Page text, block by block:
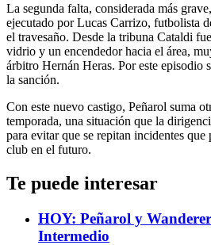
La segunda falta, considerada más
ejecutado por Lucas Carrizo, futbolista
el travesaño. Desde la tribuna Cataldi
vidrio y un encendedor hacia el área,
árbitro Hernán Heras. Por este episodio
la sanción.
Con este nuevo castigo, Peñarol suma
temporada, una situación que la
para evitar que se repitan incidentes que
club en el futuro.
Te puede interesar
HOY: Peñarol y
Intermedio